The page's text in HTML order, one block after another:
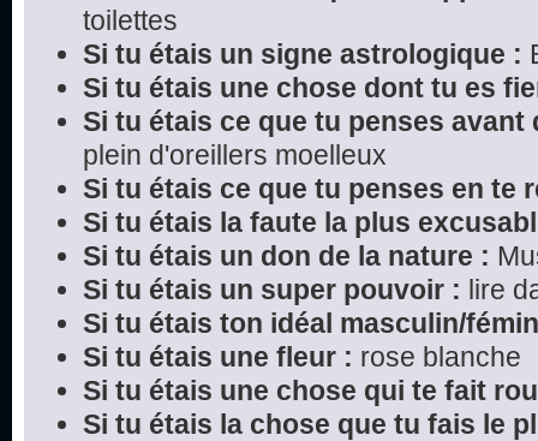
toilettes
Si tu étais un signe astrologique :
Si tu étais une chose dont tu es
Si tu étais ce que tu penses avant
plein d'oreillers moelleux
Si tu étais ce que tu penses en te
Si tu étais la faute la plus
Si tu étais un don de la nature :
Si tu étais un super pouvoir : lire
Si tu étais ton idéal masculin/
Si tu étais une fleur : rose blanche
Si tu étais une chose qui te fait
Si tu étais la chose que tu fais le